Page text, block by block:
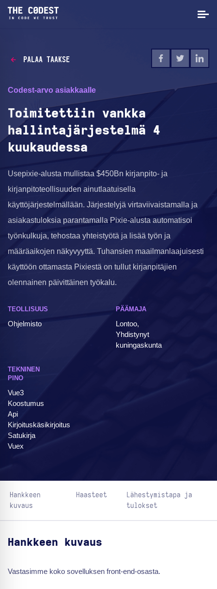
PALAA TAAKSE
Codest-arvo asiakkaalle
Toimitettiin vankka
hallintajärjestelmä 4
kuukaudessa
Usepixie-alusta mullistaa $450Bn kirjanpito- ja
kirjanpitoteollisuuden ainutlaatuisella
käyttöjärjestelmällään. Järjestelyjä virtaviivaistamalla ja
asiakastuloksia parantamalla Pixie-alusta automatisoi
työnkulkuja, tehostaa yhteistyötä ja lisää työn ja
määräaikojen näkyvyyttä. Tuhansien maailmanlaajuisesti
käyttöön ottamasta Pixiestä on tullut kirjanpitäjien
olennainen päivittäinen työkalu.
TEOLLISUUS
Ohjelmisto
PÄÄMAJA
Lontoo,
Yhdistynyt
kuningaskunta
TEKNINEN
PINO
Vue3
Koostumus
Api
Kirjoituskäsikirjoitus
Satukirja
Vuex
Hankkeen
kuvaus
Haasteet
Lähestymistapa ja
tulokset
Hankkeen kuvaus
Vastasimme koko sovelluksen front-end-osasta.